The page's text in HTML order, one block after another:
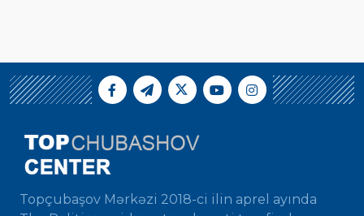
Topçubaşov Mərkəzi 2018-ci ilin aprel ayında